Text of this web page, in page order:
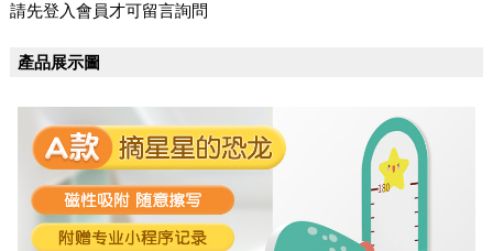
請先登入會員才可留言詢問
產品展示圖